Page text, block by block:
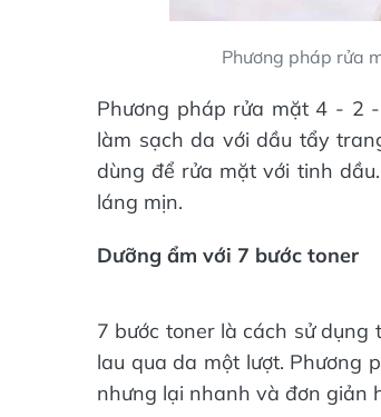
Phương pháp rửa
Phương pháp rửa mặt 4 - 2
làm sạch da với dầu tẩy
dùng để rửa mặt với tinh
láng mịn.
Dưỡng ẩm với 7 bước toner
7 bước toner là cách sử
lau qua da một lượt. Phương
nhưng lại nhanh và đơn giản